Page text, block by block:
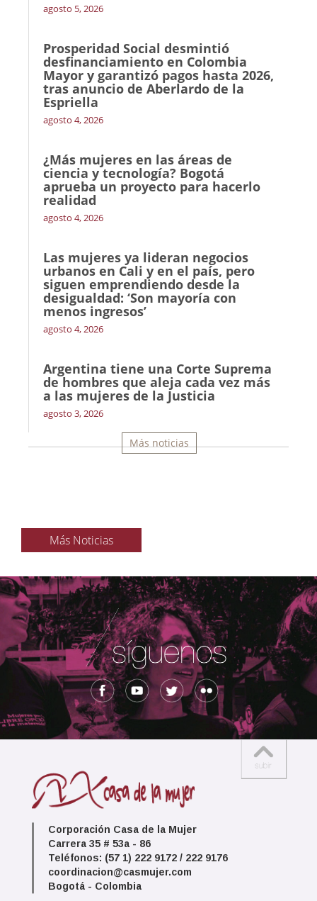
agosto 5, 2026
Prosperidad Social desmintió
desfinanciamiento en Colombia
Mayor y garantizó pagos hasta 2026,
tras anuncio de Aberlardo de la
Espriella
agosto 4, 2026
¿Más mujeres en las áreas de
ciencia y tecnología? Bogotá
aprueba un proyecto para hacerlo
realidad
agosto 4, 2026
Las mujeres ya lideran negocios
urbanos en Cali y en el país, pero
siguen emprendiendo desde la
desigualdad: ‘Son mayoría con
menos ingresos’
agosto 4, 2026
Argentina tiene una Corte Suprema
de hombres que aleja cada vez más
a las mujeres de la Justicia
agosto 3, 2026
Más noticias
Más Noticias
Corporación Casa de la Mujer
Carrera 35 # 53a - 86
Teléfonos: (57 1) 222 9172 / 222 9176
coordinacion@casmujer.com
Bogotá - Colombia